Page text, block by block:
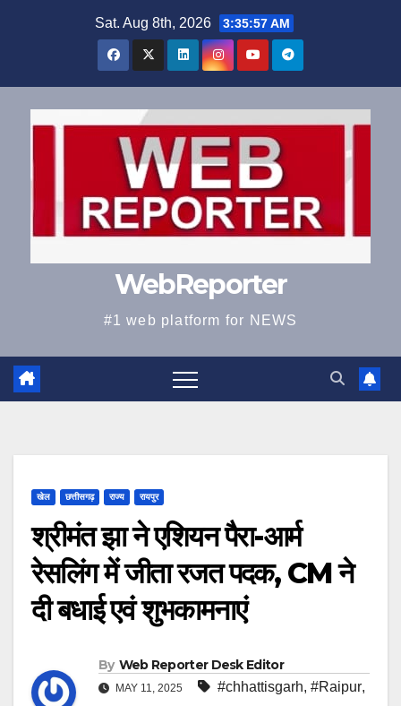
Sat. Aug 8th, 2026 3:35:58 AM
WebReporter
#1 web platform for NEWS
खेल छत्तीसगढ़ राज्य रायपुर
श्रीमंत झा ने एशियन पैरा-आर्म
रेसलिंग में जीता रजत पदक, CM ने
दी बधाई एवं शुभकामनाएं
By Web Reporter Desk Editor
MAY 11, 2025 #chhattisgarh, #Raipur,